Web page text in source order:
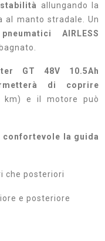
allungando la
al manto stradale. Un
AIRLESS
GT 48V 10.5Ah
di coprire
km) e il motore può
confortevole la guida
che posteriori
e posteriore